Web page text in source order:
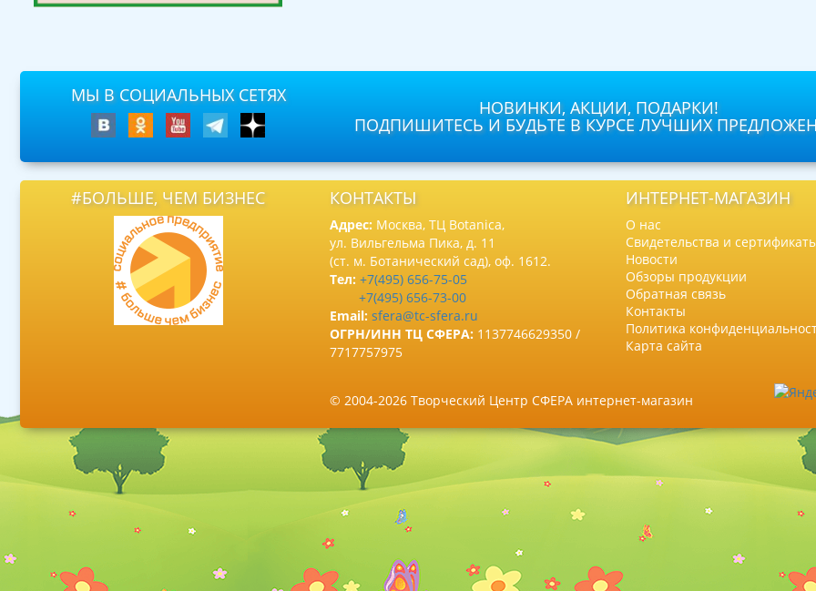
МЫ В СОЦИАЛЬНЫХ СЕТЯХ
НОВИНКИ, АКЦИИ, ПОДАРКИ!
ПОДПИШИТЕСЬ И БУДЬТЕ В КУРСЕ ЛУЧШИХ
#БОЛЬШЕ, ЧЕМ БИЗНЕС КОНТАКТЫ
Адрес: Москва, ТЦ Botanica,
ул. Вильгельма Пика, д. 11
(ст. м. Ботанический сад), оф. 1612.
Тел: +7(495) 656-75-05
+7(495) 656-73-00
Email: sfera@tc-sfera.ru
ОГРН/ИНН ТЦ СФЕРА: 1137746629350 /
7717757975
ИНТЕРНЕТ-МАГАЗИН
О нас
Свидетельства и
Новости
Обзоры продукции
Обратная связь
Контакты
Политика
Карта сайта
© 2004-2026 Творческий Центр СФЕРА интернет-магазин